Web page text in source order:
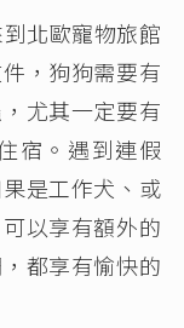
北歐寵物旅館
，狗狗需要有
尤其一定要有
宿。遇到連假
是工作犬、或
以享有額外的
都享有愉快的